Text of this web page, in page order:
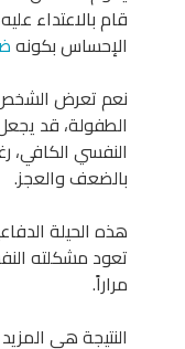
قام بالاعتداء
الإحساس بكونه
نعم تعرض
الطفولة، قد
النفسي
بالضعف والعجز.
هذه الحيلة
تعود مشكلته
مراراً.
النتيجة هي